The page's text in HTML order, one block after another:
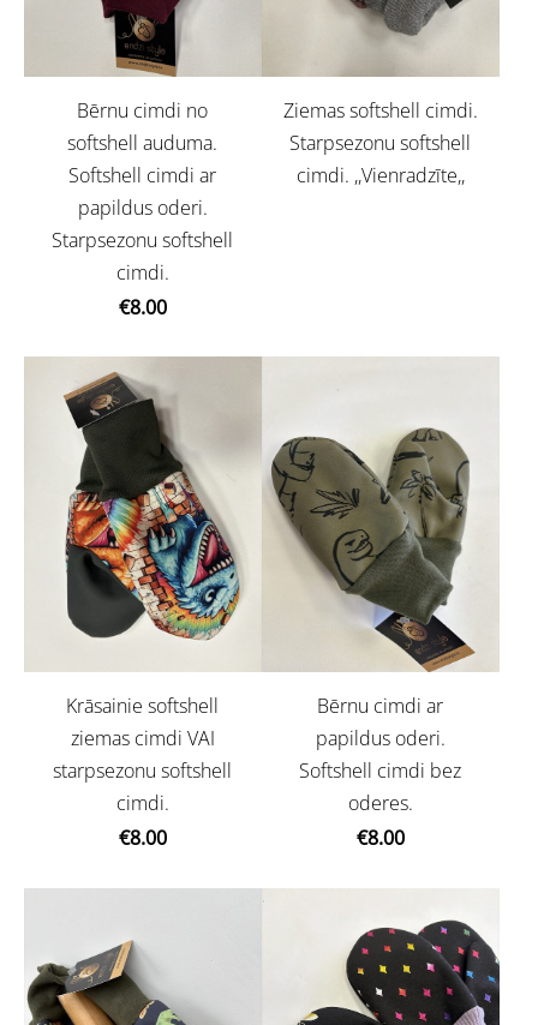
Bērnu cimdi no
softshell auduma.
Softshell cimdi ar
papildus oderi.
Starpsezonu softshell
cimdi.
€8.00
Ziemas softshell cimdi.
Starpsezonu softshell
cimdi. ,,Vienradzīte,,
Krāsainie softshell
ziemas cimdi VAI
starpsezonu softshell
cimdi.
€8.00
Bērnu cimdi ar
papildus oderi.
Softshell cimdi bez
oderes.
€8.00